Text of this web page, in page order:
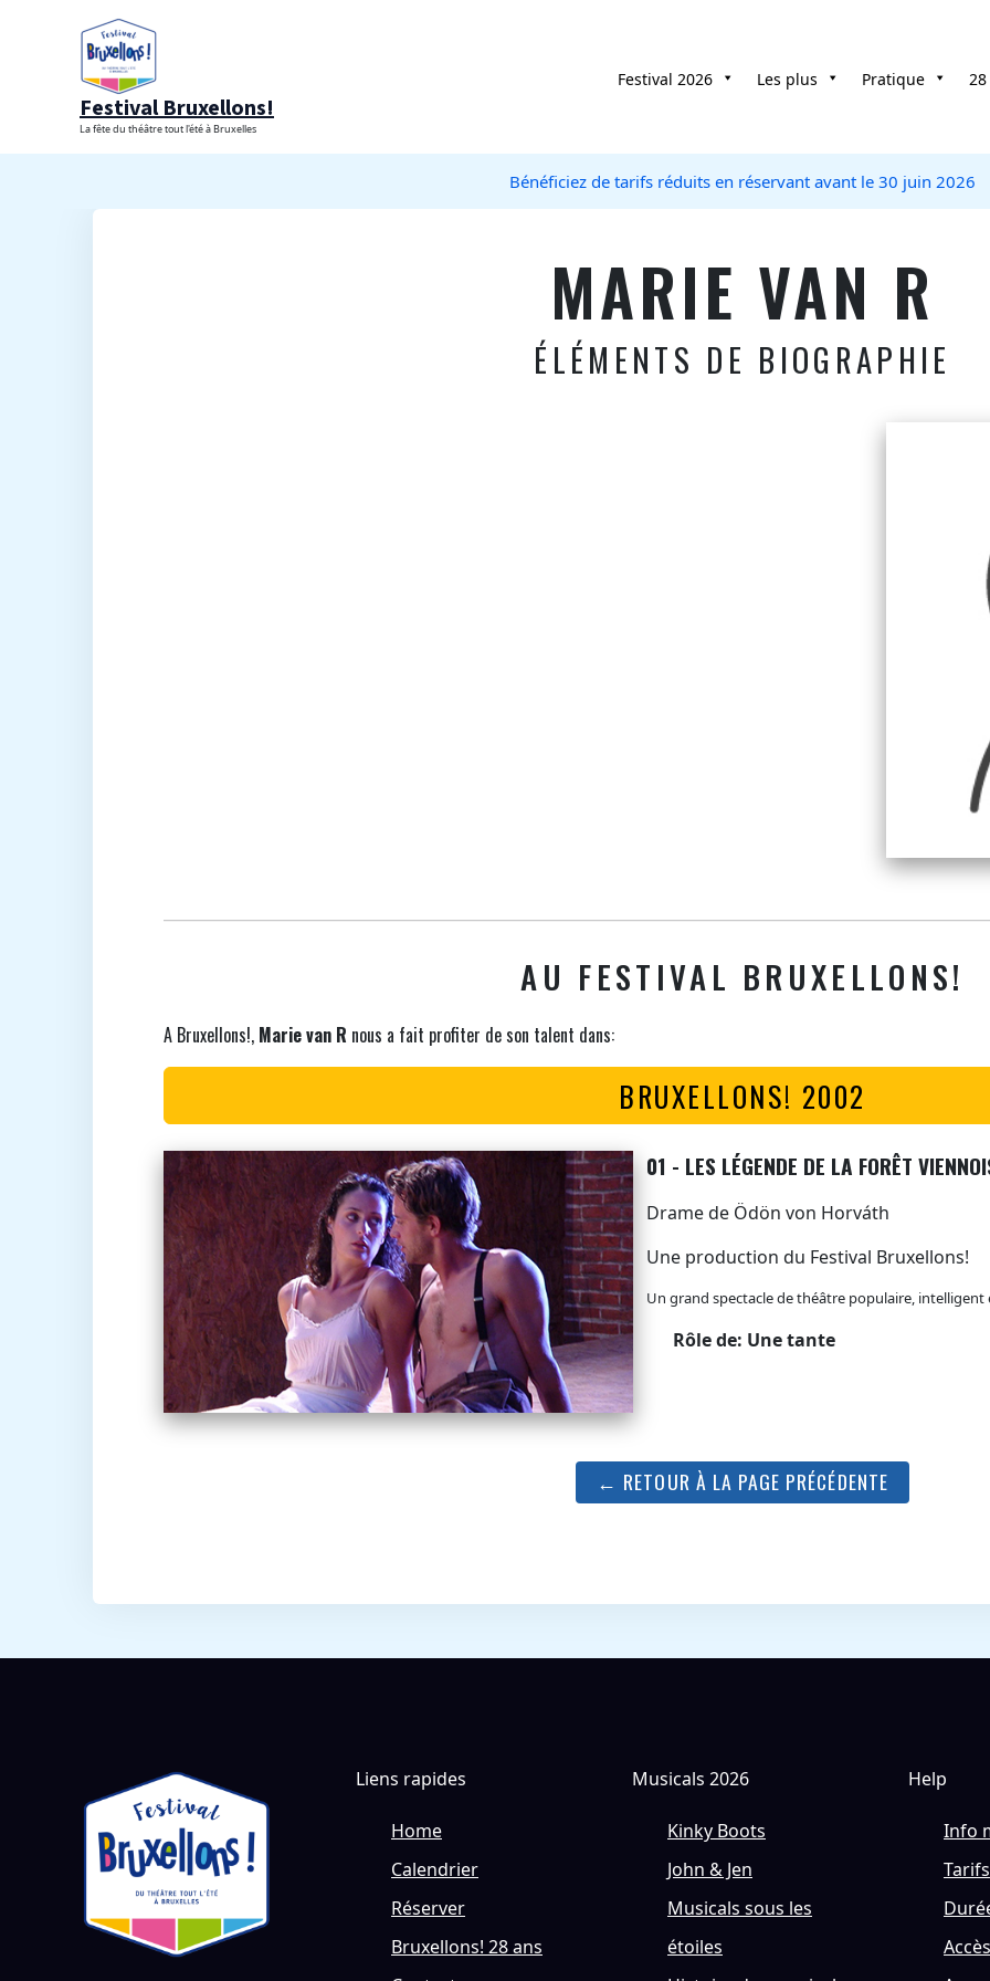
Festival Bruxellons!
La fête du théâtre tout l'été à Bruxelles
Festival 2026 Les plus Pratique
Bénéficiez de tarifs réduits en réservant avant le 30 juin 2026
MARIE VAN R
ÉLÉMENTS DE BIOGRAPHIE
AU FESTIVAL BRUXELLONS!
A Bruxellons!, Marie van R nous a fait profiter de son talent dans:
BRUXELLONS! 2002
01 - LES LÉGENDE DE LA FORÊT
Drame de Ödön von Horváth
Une production du Festival Bruxellons!
Un grand spectacle de théâtre populaire, intelligent
Rôle de: Une tante
← RETOUR À LA PAGE PRÉCÉDENTE
Liens rapides
Home
Calendrier
Réserver
Bruxellons! 28 ans
Musicals 2026
Kinky Boots
John & Jen
Musicals sous les
étoiles
Help
Info
Tarifs
Accès